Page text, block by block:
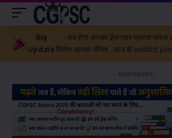
Big
Update
- अब होगा आपका ईमानदार प्रयास सफल
मिलेगा आपका मंजिल , आज ही wishlist
- Advertisement -